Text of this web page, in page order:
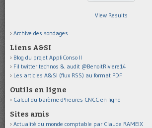
View Results
Archive des sondages
Liens A&SI
Blog du projet AppliConso II
Fil twitter technos & audit @BenoitRiviere14
Les articles A&SI (flux RSS) au format PDF
Outils en ligne
Calcul du barème d'heures CNCC en ligne
Sites amis
Actualité du monde comptable par Claude RAMEIX